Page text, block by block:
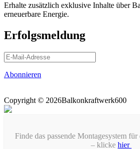
Erhalte zusätzlich exklusive Inhalte über
erneuerbare Energie.
Erfolgsmeldung
Abonnieren
Copyright © 2026Balkonkraftwerk600
Finde das passende Montagesystem
– klicke hier